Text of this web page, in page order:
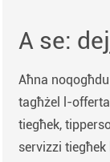
A se:
Aħna
tagħżel l-
tiegħek,
servizzi